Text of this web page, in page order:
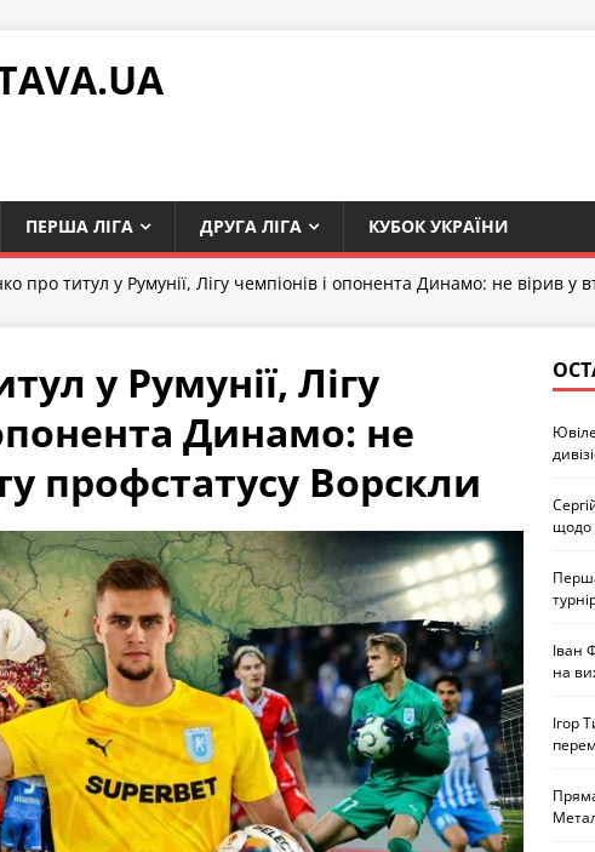
ПЕРША ЛІГА ДРУГА ЛІГА КУБОК УКРАЇНИ
про титул у Румунії, Лігу чемпіонів і опонента Динамо: не вірив у
у Румунії, Лігу
Динамо: не
профстатусу Ворскли
щодо
Іван
на
Ігор